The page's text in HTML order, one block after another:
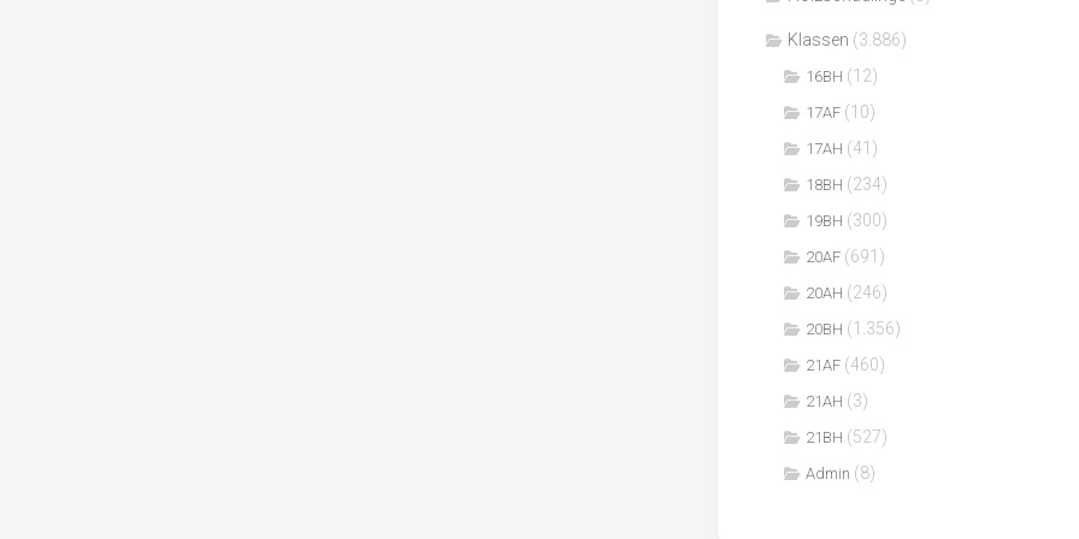
Klassen (3.886)
16BH (12)
17AF (10)
17AH (41)
18BH (234)
19BH (300)
20AF (691)
20AH (246)
20BH (1.356)
21AF (460)
21AH (3)
21BH (527)
Admin (8)